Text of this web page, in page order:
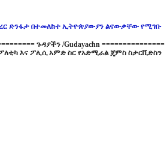
ድንፋታ በተመለከተ ኢትዮጵያውያን ልናውቃቸው የሚገቡ
ጉዳያችን /Gudayachn ===============
እና ፖሊሲ አምድ ስር የአድሚራል ጄምስ ስታርቪድስን